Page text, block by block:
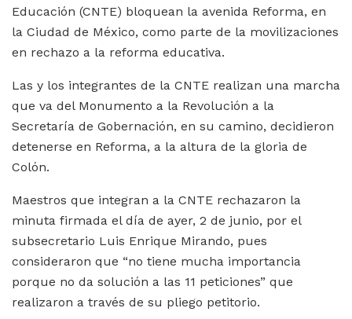
Educación (CNTE) bloquean la avenida Reforma, en
la Ciudad de México, como parte de la movilizaciones
en rechazo a la reforma educativa.
Las y los integrantes de la CNTE realizan una marcha
que va del Monumento a la Revolución a la
Secretaría de Gobernación, en su camino, decidieron
detenerse en Reforma, a la altura de la gloria de
Colón.
Maestros que integran a la CNTE rechazaron la
minuta firmada el día de ayer, 2 de junio, por el
subsecretario Luis Enrique Mirando, pues
consideraron que “no tiene mucha importancia
porque no da solución a las 11 peticiones” que
realizaron a través de su pliego petitorio.